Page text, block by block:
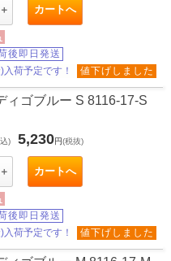
＋ カートへ
後即日発送
入荷予定です！ 値下げしました
ィゴブルー S 8116-17-S
) 5,230円(税抜)
＋ カートへ
後即日発送
入荷予定です！ 値下げしました